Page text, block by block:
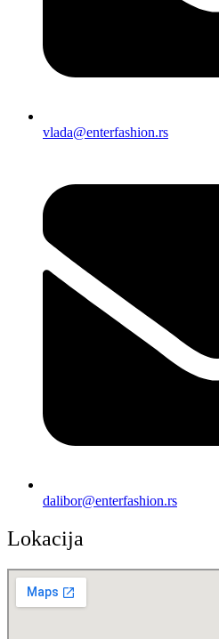
vlada@enterfashion.rs
dalibor@enterfashion.rs
Lokacija